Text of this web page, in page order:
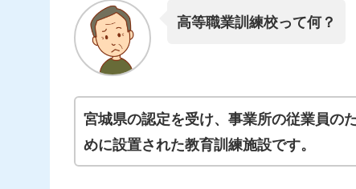
高等職業訓練校って何？
宮城県の認定を受け、事業所の従業員の
めに設置された教育訓練施設です。